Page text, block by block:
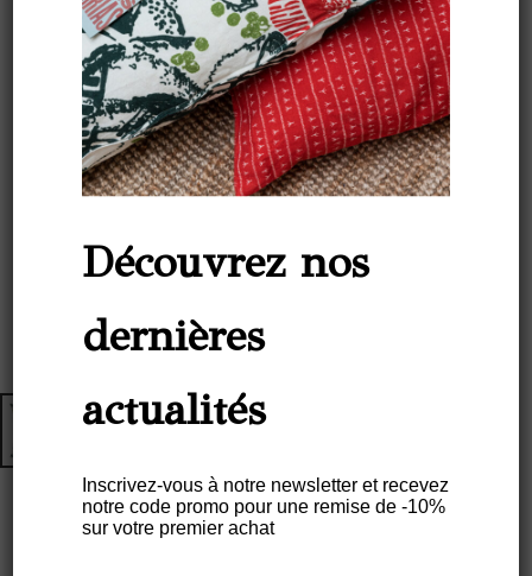
Découvrez nos
dernières
actualités
Inscrivez-vous à notre newsletter et recevez
notre code promo pour une remise de -10%
sur votre premier achat